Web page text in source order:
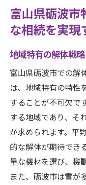
富山県砺波市
な相続を実現
地域特有の解体戦
富山県砺波市での解
は、地域特有の特性
することが不可欠で
する地域であり、そ
が求められます。平
的な解体が期待でき
量な機材を選び、機
また、砺波市は雪が